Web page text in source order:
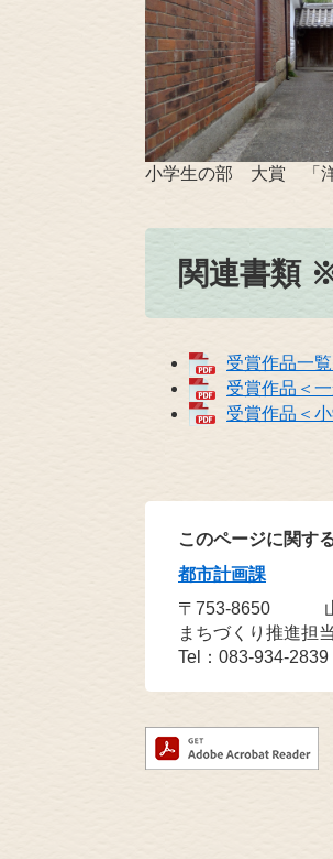
小学生の部 大賞 「洋
関連書類
受賞作品一
受賞作品＜
受賞作品＜
このページに関す
都市計画課
〒753-8650
まちづくり推進担当
Tel：083-934-2839